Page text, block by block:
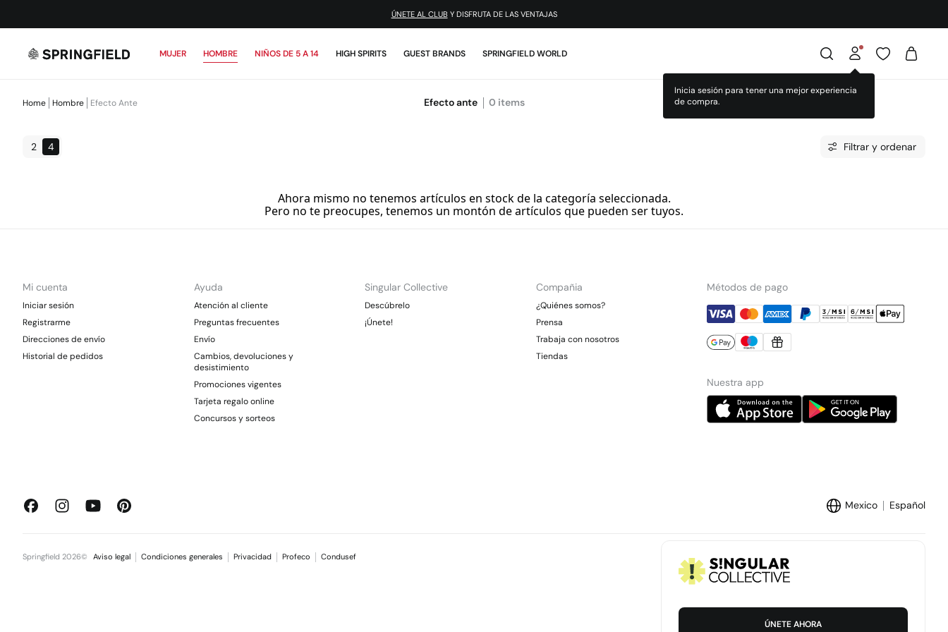
ÚNETE AL CLUB Y DISFRUTA DE LAS VENTAJAS
MUJER HOMBRE NIÑOS DE 5 A 14 HIGH SPIRITS GUEST BRANDS SPRINGFIELD WORLD
Inicia sesión para tener una mejor experiencia
de compra.
Home Hombre Efecto Ante Efecto ante 0 items
2 4 Filtrar y ordenar
Ahora mismo no tenemos artículos en stock de la categoría seleccionada.
Pero no te preocupes, tenemos un montón de artículos que pueden ser tuyos.
Mi cuenta
Iniciar sesión
Registrarme
Direcciones de envío
Historial de pedidos
Ayuda
Atención al cliente
Preguntas frecuentes
Envío
Cambios, devoluciones y
desistimiento
Promociones vigentes
Tarjeta regalo online
Concursos y sorteos
Singular Collective
Descúbrelo
¡Únete!
Compañia
¿Quiénes somos?
Prensa
Trabaja con nosotros
Tiendas
Métodos de pago
Nuestra app
Mexico Español
Springfield 2026© Aviso legal Condiciones generales Privacidad Profeco Condusef Marcas Tendam: Women'secret
ÚNETE AHORA